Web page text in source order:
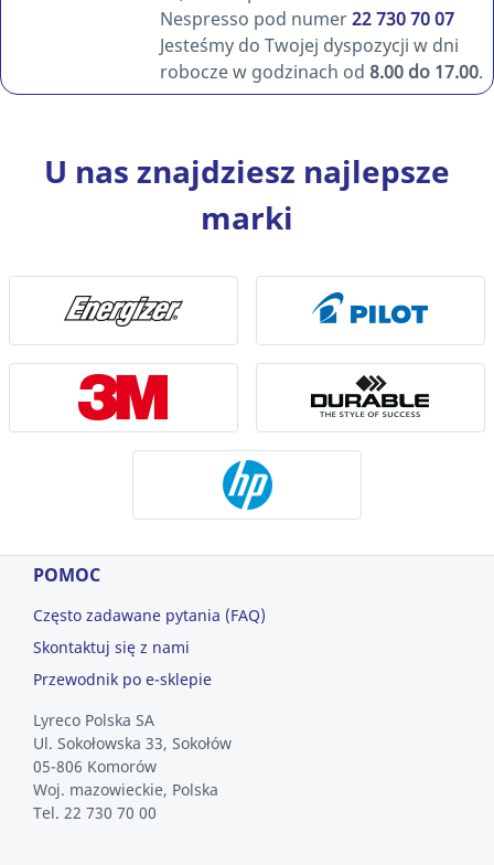
Nespresso pod numer22 730 70 07
Jesteśmy do Twojej dyspozycji w dni
robocze w godzinach od 8.00 do 17.00.
U nas znajdziesz najlepsze
marki
POMOC
Często zadawane pytania (FAQ)
Skontaktuj się z nami
Przewodnik po e-sklepie
Lyreco Polska SA
Ul. Sokołowska 33, Sokołów
05-806 Komorów
Woj. mazowieckie, Polska
Tel. 22 730 70 00